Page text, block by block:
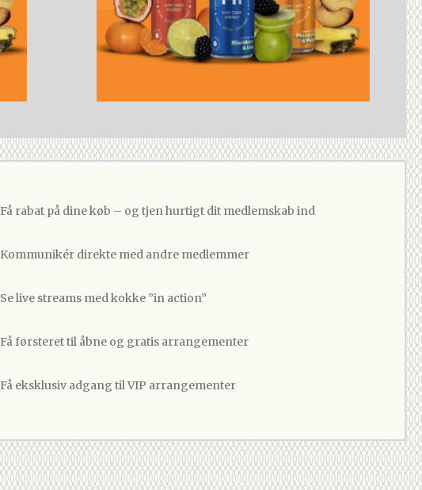
Få rabat på dine køb – og tjen hurtigt dit medlemskab ind
Kommunikér direkte med andre medlemmer
Se live streams med kokke ”in action”
Få førsteret til åbne og gratis arrangementer
Få eksklusiv adgang til VIP arrangementer